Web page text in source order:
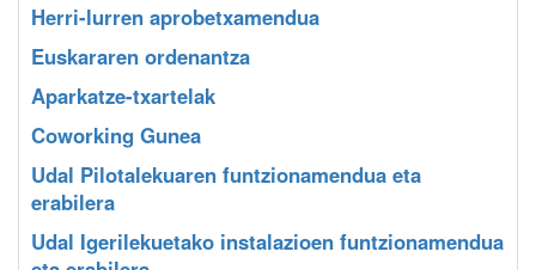
Herri-lurren aprobetxamendua
Euskararen ordenantza
Aparkatze-txartelak
Coworking Gunea
Udal Pilotalekuaren funtzionamendua eta
erabilera
Udal Igerilekuetako instalazioen funtzionamendua